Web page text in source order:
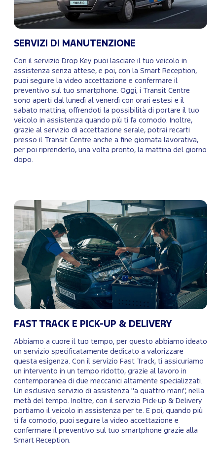
SERVIZI DI MANUTENZIONE
Con il servizio Drop Key puoi lasciare il tuo veicolo in
assistenza senza attese, e poi, con la Smart Reception,
puoi seguire la video accettazione e confermare il
preventivo sul tuo smartphone. Oggi, i Transit Centre
sono aperti dal lunedì al venerdì con orari estesi e il
sabato mattina, offrendoti la possibilità di portare il tuo
veicolo in assistenza quando più ti fa comodo. Inoltre,
grazie al servizio di accettazione serale, potrai recarti
presso il Transit Centre anche a fine giornata lavorativa,
per poi riprenderlo, una volta pronto, la mattina del giorno
dopo.
FAST TRACK E PICK-UP & DELIVERY
Abbiamo a cuore il tuo tempo, per questo abbiamo ideato
un servizio specificatamente dedicato a valorizzare
questa esigenza. Con il servizio Fast Track, ti assicuriamo
un intervento in un tempo ridotto, grazie al lavoro in
contemporanea di due meccanici altamente specializzati.
Un esclusivo servizio di assistenza "a quattro mani", nella
metà del tempo. Inoltre, con il servizio Pick-up & Delivery
portiamo il veicolo in assistenza per te. E poi, quando più
ti fa comodo, puoi seguire la video accettazione e
confermare il preventivo sul tuo smartphone grazie alla
Smart Reception.